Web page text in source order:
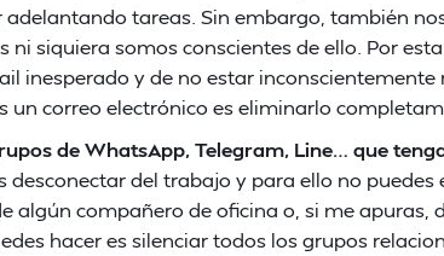
tareas. Sin embargo, también
ni siquiera somos conscientes de ello. Por
inesperado y de no estar
un correo electrónico es eliminarlo
de WhatsApp, Telegram, Line… que
desconectar del trabajo y para ello no
algún compañero de oficina o, si me apuras,
hacer es silenciar todos los grupos